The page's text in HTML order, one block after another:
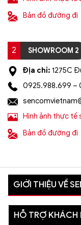
Bản đồ đường đi
2 SHOWROOM 2
Địa chỉ: 1275C
0925.988.699 –
Hình ảnh thực tế
Bản đồ đường đi
GIỚI THIỆU VỀ
HỖ TRỢ KHÁCH